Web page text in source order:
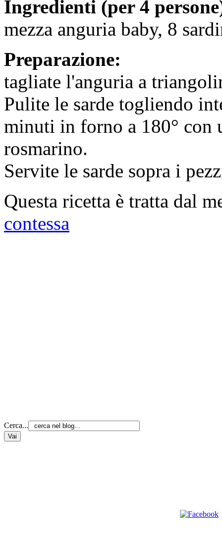
Ingredienti (per 4
mezza anguria baby, 8
Preparazione:
tagliate l'anguria a
Pulite le sarde togliendo
minuti in forno a 180°
rosmarino.
Servite le sarde sopra i
Questa ricetta è tratta dal
contessa
Cerca...